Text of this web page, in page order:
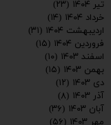
تیر ۱۴۰۴
(۲۳)
خرداد ۱۴۰۴
(۱۴)
اردیبهشت ۱۴۰۴
(۳۱)
فروردین ۱۴۰۴
(۱۵)
اسفند ۱۴۰۳
(۱۰)
بهمن ۱۴۰۳
(۱۵)
دی ۱۴۰۳
(۱۲)
آذر ۱۴۰۳
(۸)
آبان ۱۴۰۳
(۳۶)
مهر ۱۴۰۳
(۵۶)